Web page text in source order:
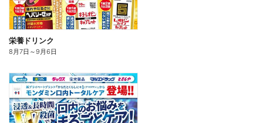
栄養ドリンク
8月7日 ～9月6日